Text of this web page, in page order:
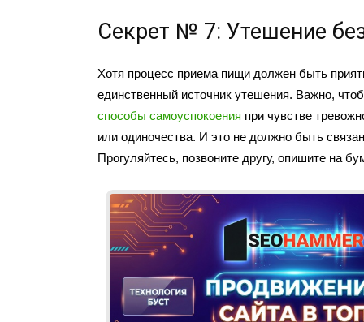
Секрет № 7: Утешение
Хотя процесс приема пищи должен быть
единственный источник утешения. Важно,
способы самоуспокоения при чувстве
или одиночества. И это не должно быть
Прогуляйтесь, позвоните другу, опишите на